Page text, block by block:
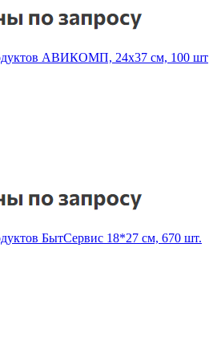
АВИКОМП, 24х37 см, 100 шт
БытСервис 18*27 см, 670 шт.